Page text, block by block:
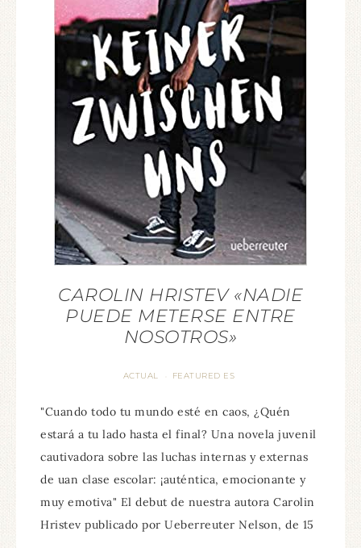
CAROLIN HRISTEV «NADIE
PUEDE METERSE ENTRE
NOSOTROS»
ACTUAL FEATURED ES
"Cuando todo tu mundo esté en caos, ¿Quén
estará a tu lado hasta el final? Una novela juvenil
cautivadora sobre las luchas internas y externas
de uan clase escolar: ¡auténtica, emocionante y
muy emotiva" El debut de nuestra autora Carolin
Hristev publicado por Ueberreuter Nelson, de 15